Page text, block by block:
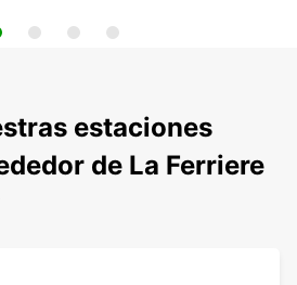
estaciones
de La Ferriere